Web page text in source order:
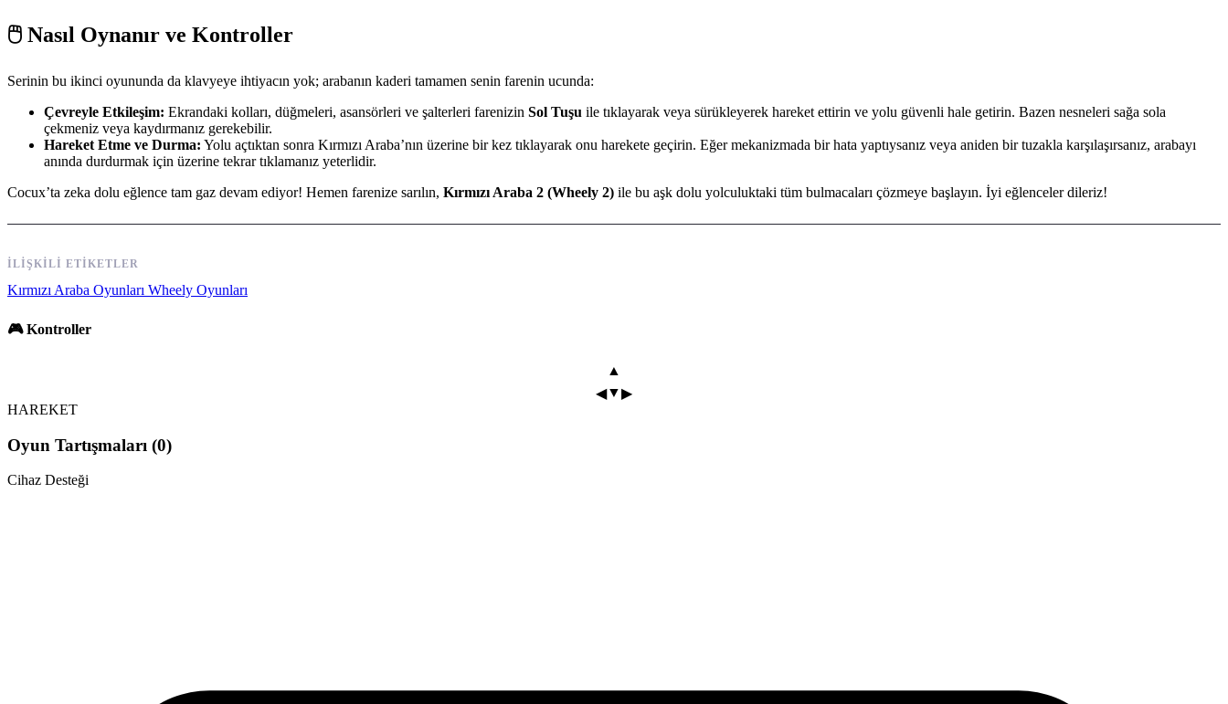
🖱️ Nasıl Oynanır ve Kontroller
Serinin bu ikinci oyununda da klavyeye ihtiyacın yok; arabanın kaderi tamamen senin farenin ucunda:
Çevreyle Etkileşim: Ekrandaki kolları, düğmeleri, asansörleri ve şalterleri farenizin Sol Tuşu ile tıklayarak veya sürükleyerek hareket ettirin ve yolu güvenli hale getirin. Bazen nesneleri sağa sola
çekmeniz veya kaydırmanız gerekebilir.
Hareket Etme ve Durma: Yolu açtıktan sonra Kırmızı Araba’nın üzerine bir kez tıklayarak onu harekete geçirin. Eğer mekanizmada bir hata yaptıysanız veya aniden bir tuzakla karşılaşırsanız, arabayı
anında durdurmak için üzerine tekrar tıklamanız yeterlidir.
Cocux’ta zeka dolu eğlence tam gaz devam ediyor! Hemen farenize sarılın, Kırmızı Araba 2 (Wheely 2) ile bu aşk dolu yolculuktaki tüm bulmacaları çözmeye başlayın. İyi eğlenceler dileriz!
İLIŞKILI ETIKETLER
Kırmızı Araba Oyunları Wheely Oyunları
🎮 Kontroller
▲
◀▼▶
HAREKET
Oyun Tartışmaları (0)
Cihaz Desteği